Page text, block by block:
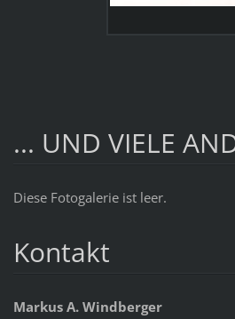
... UND VIELE
Diese Fotogalerie ist leer.
Kontakt
Markus A. Windberger